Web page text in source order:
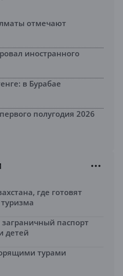
отмечают
иностранного
в Бурабае
полугодия 2026
где готовят
паспорт
детей
турами